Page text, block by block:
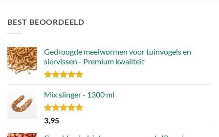
variaties.
kan
worden
de
productpagina
BEST BEOORDEELD
Gedroogde meelwormen voor tuinvogels en
siervissen - Premium kwaliteit
4.88uit 5
Mix slinger - 1300 ml
Gewaardeerd
4.79
3,95